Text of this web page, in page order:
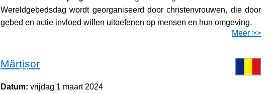
Wereldgebedsdag wordt georganiseerd door christenvrouwen, die door
gebed en actie invloed willen uitoefenen op mensen en hun omgeving.
Meer >>
Mărțișor
Datum: vrijdag 1 maart 2024